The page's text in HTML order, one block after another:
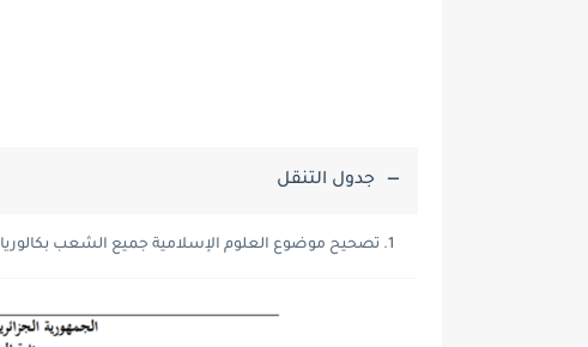
جدول التنقل
تصحيح موضوع العلوم الإسلامية جميع الشعب بكالوريا 2025: